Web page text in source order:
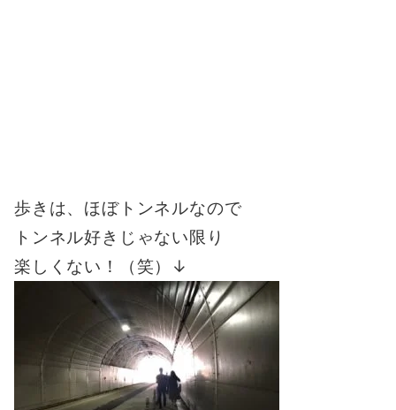
歩きは、ほぼトンネルなので
トンネル好きじゃない限り
楽しくない！（笑）↓